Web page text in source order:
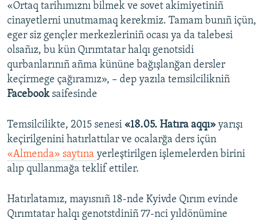
«Ortaq tarihımıznı bilmek ve sovet akimiyetiniñ
cinayetlerni unutmamaq kerekmiz. Tamam bunıñ içün,
eger siz gençler merkezleriniñ ocası ya da talebesi
olsañız, bu kün Qırımtatar halqı genotsidi
qurbanlarınıñ añma kününe bağışlanğan dersler
keçirmege çağıramız», – dep yazıla temsilcilikniñ
Facebooksaifesinde
Temsilcilikte, 2015 senesi «18.05. Hatıra aqqı» yarışı
keçirilgenini hatırlattılar ve ocalarğa ders içün
«Almenda» saytına yerleştirilgen işlemelerden birini
alıp qullanmağa teklif ettiler.
Hatırlatamız, mayısnıñ 18-nde Kyivde Qırım evinde
Qırımtatar halqı genotstdiniñ 77-nci yıldönümine